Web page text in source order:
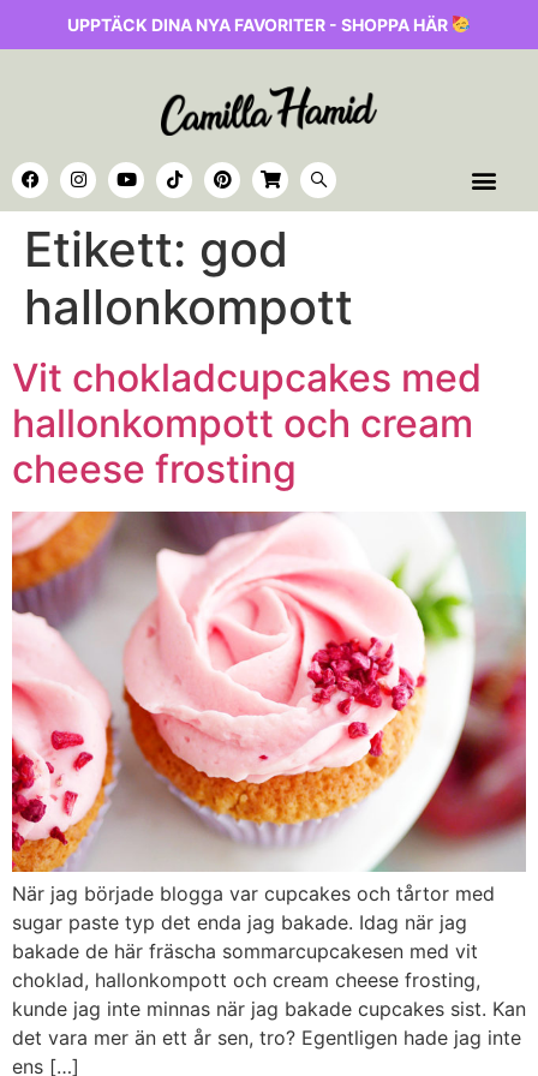
UPPTÄCK DINA NYA FAVORITER - SHOPPA HÄR
Etikett: god
hallonkompott
Vit chokladcupcakes med
hallonkompott och cream
cheese frosting
När jag började blogga var cupcakes och tårtor med
sugar paste typ det enda jag bakade. Idag när jag
bakade de här fräscha sommarcupcakesen med vit
choklad, hallonkompott och cream cheese frosting,
kunde jag inte minnas när jag bakade cupcakes sist. Kan
det vara mer än ett år sen, tro? Egentligen hade jag inte
ens […]